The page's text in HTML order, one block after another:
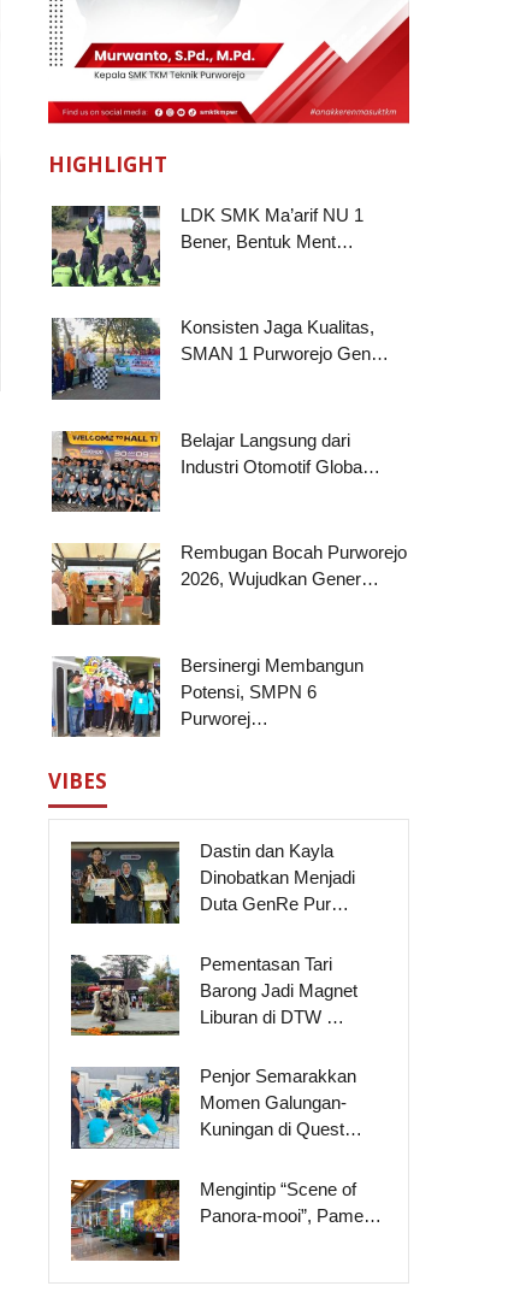
HIGHLIGHT
LDK SMK Ma’arif NU 1
Bener, Bentuk Ment…
Konsisten Jaga Kualitas,
SMAN 1 Purworejo Gen…
Belajar Langsung dari
Industri Otomotif Globa…
Rembugan Bocah Purworejo
2026, Wujudkan Gener…
Bersinergi Membangun
Potensi, SMPN 6
Purworej…
VIBES
Dastin dan Kayla
Dinobatkan Menjadi
Duta GenRe Pur…
Pementasan Tari
Barong Jadi Magnet
Liburan di DTW …
Penjor Semarakkan
Momen Galungan-
Kuningan di Quest…
Mengintip “Scene of
Panora-mooi”, Pame…